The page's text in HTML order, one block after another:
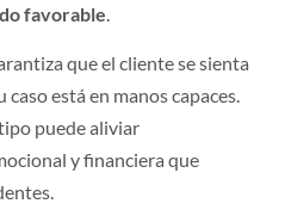
favorable
que el cliente se sienta
está en manos capaces.
puede aliviar
y financiera que